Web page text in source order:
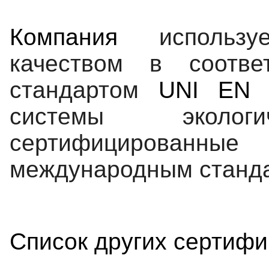
Компания
качеством
в
стандартом
UNI
EN
системы
сертифицированные
международным
Список других